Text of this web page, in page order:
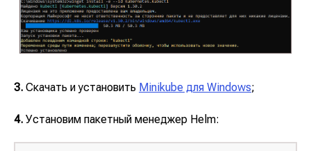
3. Скачать и установить Minikube для Windows;
4. Установим пакетный менеджер Helm: